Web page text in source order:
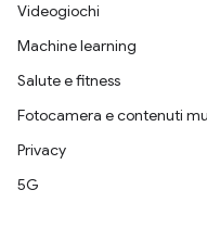
Videogiochi
Machine learning
Salute e fitness
Fotocamera e contenuti
Privacy
5G